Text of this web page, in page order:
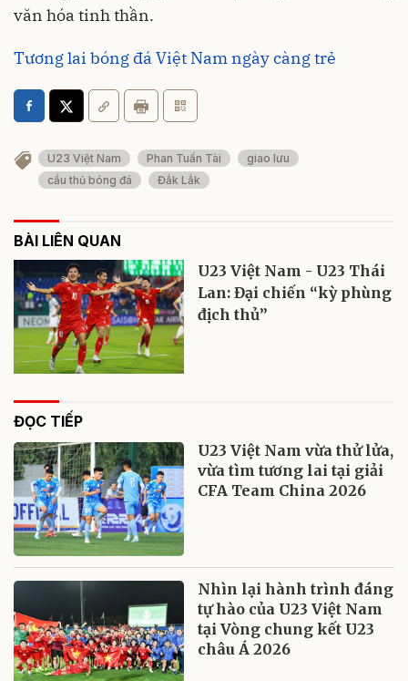
văn hóa tinh thần.
Tương lai bóng đá Việt Nam ngày càng trẻ
U23 Việt Nam Phan Tuấn Tài
giao lưu
cầu thủ bóng đá
Đắk Lắk
BÀI LIÊN QUAN
U23 Việt Nam - U23 Thái
Lan: Đại chiến “kỳ phùng
địch thủ”
ĐỌC TIẾP
U23 Việt Nam vừa thử lửa,
vừa tìm tương lai tại giải
CFA Team China 2026
Nhìn lại hành trình đáng
tự hào của U23 Việt Nam
tại Vòng chung kết U23
châu Á 2026